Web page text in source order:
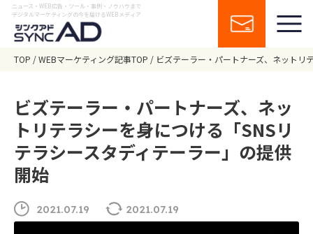
ニュース・WEB広告・ツール・事例・ノウハウまで
デジタルマーケティングの今を届けるWEBメディア
TOP WEBマーケティング記事TOP ビズテーラー・パートナーズ、ネットリ
ビズテーラー・パートナーズ、ネッ
トリテラシーを身につける「SNSリ
テラシースタディテーラー」の提供
開始
2021.07.19 2021.07.19